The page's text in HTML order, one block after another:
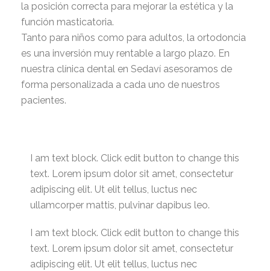
la posición correcta para mejorar la estética y la
función masticatoria.
Tanto para niños como para adultos, la ortodoncia
es una inversión muy rentable a largo plazo. En
nuestra clínica dental en Sedaví asesoramos de
forma personalizada a cada uno de nuestros
pacientes.
I am text block. Click edit button to change this
text. Lorem ipsum dolor sit amet, consectetur
adipiscing elit. Ut elit tellus, luctus nec
ullamcorper mattis, pulvinar dapibus leo.
I am text block. Click edit button to change this
text. Lorem ipsum dolor sit amet, consectetur
adipiscing elit. Ut elit tellus, luctus nec